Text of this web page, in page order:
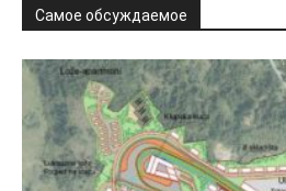
Самое обсуждаемое